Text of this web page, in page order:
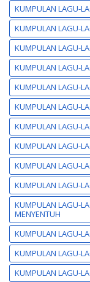
KUMPULAN LAGU-
KUMPULAN LAGU-
KUMPULAN LAGU-
KUMPULAN LAGU-
KUMPULAN LAGU-
KUMPULAN LAGU-
KUMPULAN LAGU-
KUMPULAN LAGU-
KUMPULAN LAGU-
KUMPULAN LAGU-
KUMPULAN LAGU-
MENYENTUH
KUMPULAN LAGU-
KUMPULAN LAGU-
KUMPULAN LAGU-